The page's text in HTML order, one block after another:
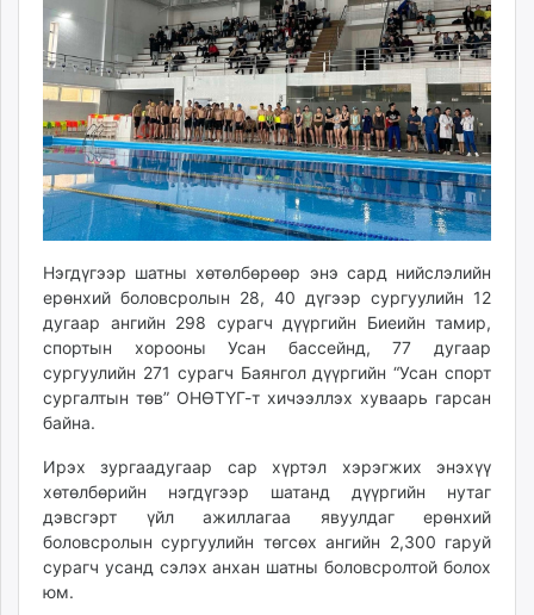
mminfo.mn
ugluu.mn
urlag.mn
unen.mn
asu.mn
shudarga.mn
shuurhai.mn
unuudur.mn
isee.mn
mglradio.com
fact.mn
itoim.mn
tumen.mn
shuum.mn
tvmongolia.mn
mass.mn
unegui.mn
assa.mn
toim.mn
Нэгдүгээр шатны хөтөлбөрөөр энэ сард нийслэлийн
ерөнхий боловсролын 28, 40 дүгээр сургуулийн 12
дугаар ангийн 298 сурагч дүүргийн Биеийн тамир,
спортын хорооны Усан бассейнд, 77 дугаар
сургуулийн 271 сурагч Баянгол дүүргийн “Усан спорт
сургалтын төв” ОНӨТҮГ-т хичээллэх хуваарь гарсан
байна.
Ирэх зургаадугаар сар хүртэл хэрэгжих энэхүү
хөтөлбөрийн нэгдүгээр шатанд дүүргийн нутаг
дэвсгэрт үйл ажиллагаа явуулдаг ерөнхий
боловсролын сургуулийн төгсөх ангийн 2,300 гаруй
сурагч усанд сэлэх анхан шатны боловсролтой болох
юм.